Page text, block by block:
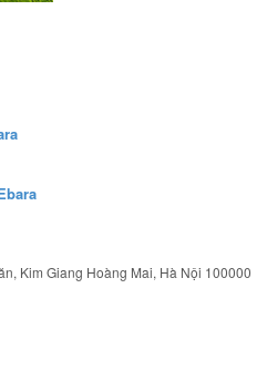
Kim Giang Hoàng Mai, Hà Nội 100000